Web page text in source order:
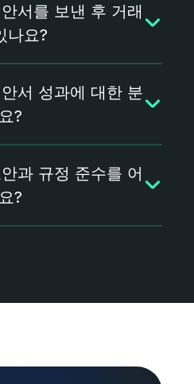
설치하고 기존
하기만 하면 전자서
같은 기능을 받은
않고 바로 이용할
서를 보낸 후 거래
나요?
대한 반응을 확인
절하고 근거 있는
니다
서 성과에 대한 분
?
인 분석을 제공해 수
하고 맞춤형 후속
록 돕습니다
과 규정 준수를 어
?